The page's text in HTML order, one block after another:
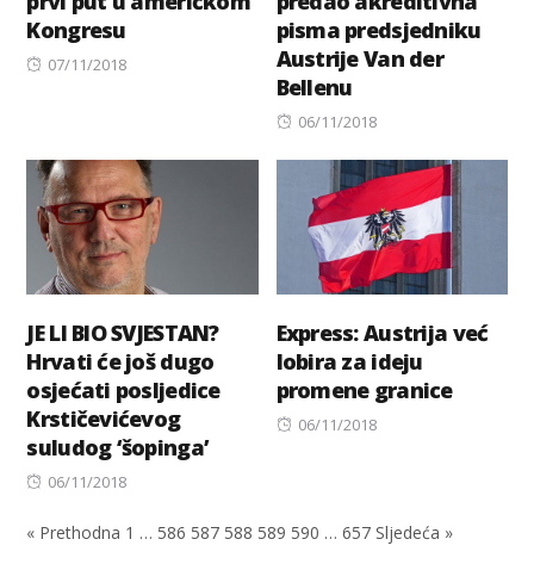
Kongresu
Posted
07/11/2018
pisma predsjedniku
Austrije Van der
Bellenu
Posted
06/11/2018
JE LI BIO SVJESTAN?
Hrvati će još dugo
osjećati posljedice
Krstičevićevog
suludog ‘šopinga’
Posted
06/11/2018
Express: Austrija već
lobira za ideju
promene granice
Posted
06/11/2018
« Prethodna 1 … 586 587 588 589 590 … 657 Sljedeća »